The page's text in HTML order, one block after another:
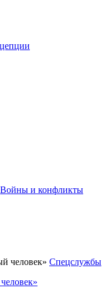
Войны и конфликты
Спецслужбы